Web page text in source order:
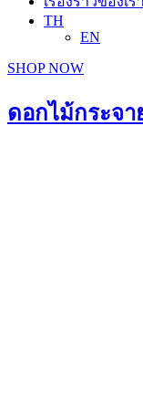
TH
EN
SHOP NOW
ดอกไม้กระจ